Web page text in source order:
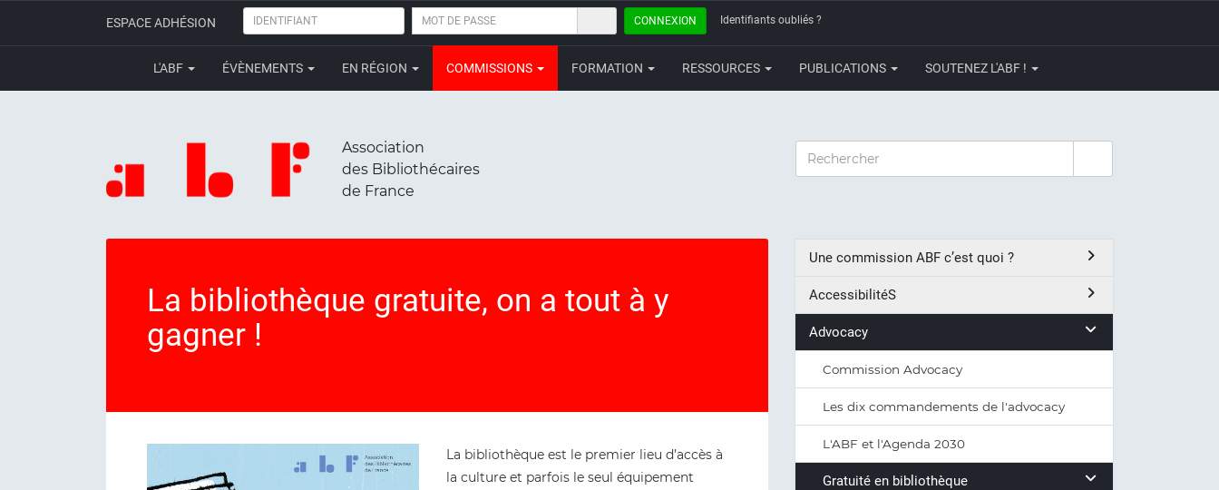
ESPACE ADHÉSION IDENTIFIANT
MOT
PASSE
CONNEXION Identifiants oubliés ?
L'ABF ÉVÈNEMENTS EN RÉGION COMMISSIONS FORMATION RESSOURCES PUBLICATIONS SOUTENEZ L'ABF !
Association
des Bibliothécaires
de France
RECHERCHER
La bibliothèque gratuite, on a tout à y
gagner !
La bibliothèque est le premier lieu d’accès à
la culture et parfois le seul équipement
Une commission ABF c’est quoi ?
AccessibilitéS
Advocacy
Commission Advocacy
Les dix commandements de l'advocacy
L'ABF et l'Agenda 2030
Gratuité en bibliothèque